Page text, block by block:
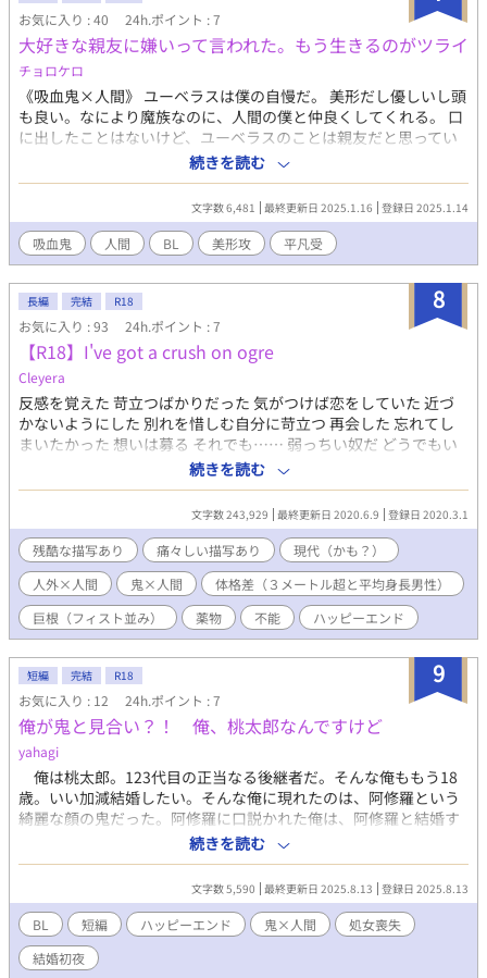
お気に入り : 40 24h.ポイント : 7
大好きな親友に嫌いって言われた。もう生きるのがツライ
チョロケロ
《吸血鬼×人間》 ユーベラスは僕の自慢だ。 美形だし優しいし頭
も良い。なにより魔族なのに、人間の僕と仲良くしてくれる。 口
に出したことはないけど、ユーベラスのことは親友だと思ってい
る。 そんな親友に大嫌いと言われてしまった。もう生きていくの
がツライ……。 愛が重くて鬱気味な吸血鬼となんでも受け入れる
人間のお話です。 ムーンライトノベルズ様でも投稿しています。
宜しくお願いします。
続きを読む
文字数 6,481 最終更新日 2025.1.16 登録日 2025.1.14
吸血鬼 人間 BL 美形攻 平凡受
8
長編 完結 R18
お気に入り : 93 24h.ポイント : 7
【R18】I've got a crush on ogre
Cleyera
反感を覚えた 苛立つばかりだった 気がつけば恋をしていた 近づ
かないようにした 別れを惜しむ自分に苛立つ 再会した 忘れてし
まいたかった 想いは募る それでも…… 弱っちい奴だ どうでもい
い コロリと恋に落ちた 近づけねえ くそったれ、縁が切れた 見つ
けた 今度こそ捕まえる 弱え人間だ 逃さねえ…… ：注意： 素人で
す 序盤は人同士に見えますが後に人外です タグ確認をお勧めしま
す お月様にも出没しています
続きを読む
文字数 243,929 最終更新日 2020.6.9 登録日 2020.3.1
残酷な描写あり 痛々しい描写あり
現代（かも？）
人外×人間
鬼×人間
体格差（３メートル超と平均身長男性）
巨根（フィスト並み）
薬物 不能 ハッピーエンド
9
短編 完結 R18
お気に入り : 12 24h.ポイント : 7
俺が鬼と見合い？！ 俺、桃太郎なんですけど
yahagi
俺は桃太郎。123代目の正当なる後継者だ。そんな俺ももう18
歳。いい加減結婚したい。そんな俺に現れたのは、阿修羅という
綺麗な顔の鬼だった。阿修羅に口説かれた俺は、阿修羅と結婚す
ると決める。速やかに行われた結婚式。結婚初夜で、俺は鬼に征
服される悦びを知る。※ムーンライトノベルズさんにも公開して
続きを読む
文字数 5,590 最終更新日 2025.8.13 登録日 2025.8.13
BL 短編 ハッピーエンド 鬼×人間
処女喪失
結婚初夜